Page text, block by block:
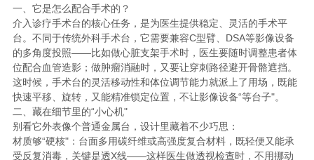
一、它是怎么配合手术的？
介入诊疗手术台的核心任务，是为医生提供稳定、灵活的手术平
台。不同于传统外科手术台，它需要兼容C型臂、DSA等影像设备
的多角度投照——比如做心脏支架手术时，医生要随时调整患者体
位配合血管造影；做肿瘤消融时，又要让穿刺路径避开骨骼遮挡。
这时候，手术台的灵活移动性和体位调节能力就派上了用场，既能
快速平移、旋转，又能精准锁定位置，不让影像设备“等台子"。
二、藏在细节里的“小心机"
别看它外表像个普通金属台，设计里藏着不少巧思：
材质够“硬核"：台面多用碳纤维或高强度复合材料，既轻便又能承
受反复消毒，关键是透X线——这样医生做透视检查时，不用挪动